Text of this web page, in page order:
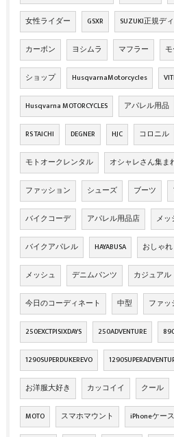
女性ライダー GSXR SUZUKI正規デ
カーボン ヨシムラ マフラー
ショップ HusqvarnaMotorcycles
Husqvarna MOTORCYCLES アパレル用品
RS TAICHI DEGNER HJC コロニル
モトオークレンタル オシャレさん集ま
ファッション シューズ ブーツ
バイクコーデ アパレル用品店 メッ
バイクアパレル HAYABUSA おしゃれ
メッシュ デニムパンツ カジュアル
今日のコーディネート 中型 ファ
250EXCTPISIXDAYS 250ADVENTURE
1290SUPERDUKEREVO
お洋服大好き カッコイイ クール
MOTO スマホマウント iPhoneケース